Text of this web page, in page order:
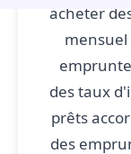
acheter
des taux
prêts
des